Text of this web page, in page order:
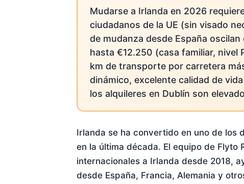
Mudarse a Irlanda en 2026
ciudadanos de la UE (sin visado
de mudanza desde España
hasta €12.250 (casa familiar, nivel
km de transporte por carretera
dinámico, excelente calidad de
los alquileres en Dublín son
Irlanda se ha convertido en uno de los
en la última década. El equipo de Flyto
internacionales a Irlanda desde 2018,
desde España, Francia, Alemania y